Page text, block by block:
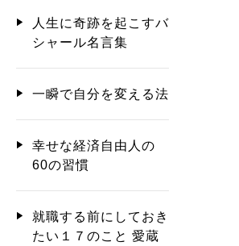
人生に奇跡を起こすバ
シャール名言集
一瞬で自分を変える法
幸せな経済自由人の
60の習慣
就職する前にしておき
たい１７のこと 愛蔵